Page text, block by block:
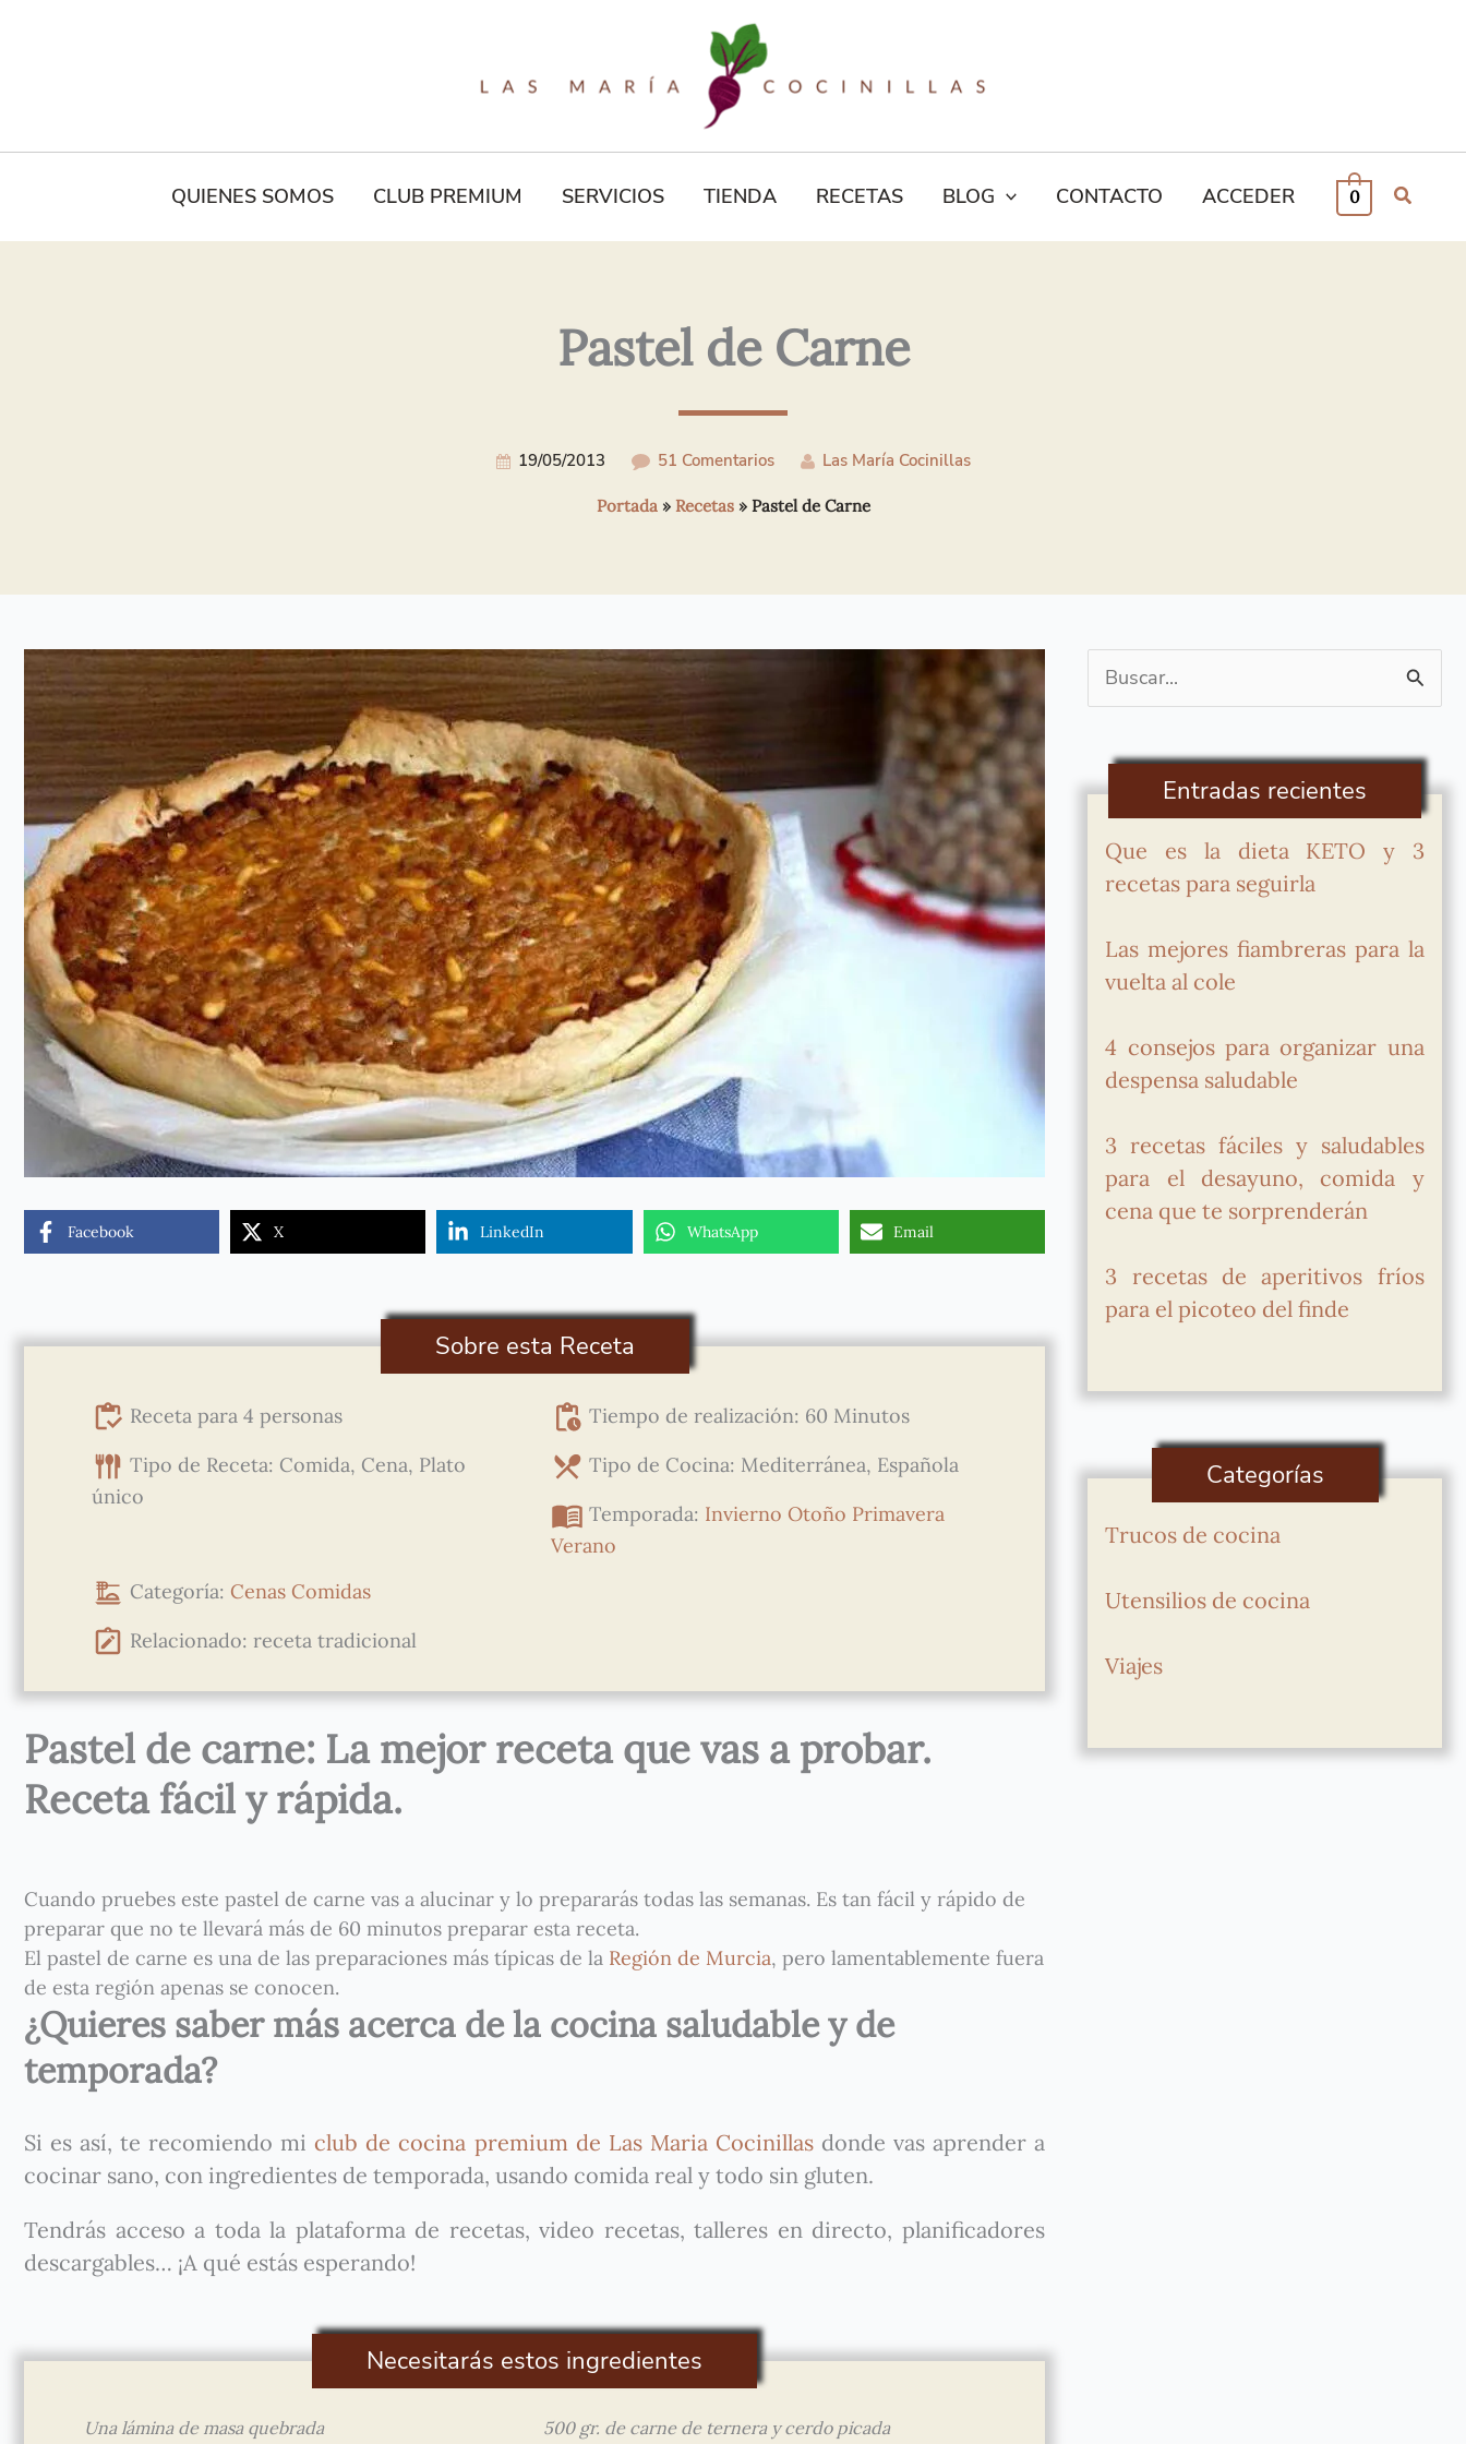
QUIENES SOMOS CLUB PREMIUM SERVICIOS TIENDA RECETAS BLOG CONTACTO ACCEDER 0
Pastel de Carne
19/05/2013 51 Comentarios Las María Cocinillas
Portada» Recetas» Pastel de Carne
Facebook X LinkedIn WhatsApp Email
Sobre esta Receta
Receta para 4 personas
Tiempo de realización: 60 Minutos
Tipo de Receta: Comida, Cena, Plato
único
Tipo de Cocina: Mediterránea, Española
Temporada: Invierno Otoño Primavera
Verano
Categoría: Cenas Comidas
Relacionado: receta tradicional
Pastel de carne: La mejor receta que vas a probar.
Receta fácil y rápida.
Cuando pruebes este pastel de carne vas a alucinar y lo prepararás todas las semanas. Es tan fácil y rápido de
preparar que no te llevará más de 60 minutos preparar esta receta.
El pastel de carne es una de las preparaciones más típicas de la Región de Murcia, pero lamentablemente fuera
de esta región apenas se conocen.
¿Quieres saber más acerca de la cocina saludable y de
temporada?
Si es así, te recomiendo mi club de cocina premium de Las Maria Cocinillasdonde vas aprender a
cocinar sano, con ingredientes de temporada, usando comida real y todo sin gluten.
Tendrás acceso a toda la plataforma de recetas, video recetas, talleres en directo, planificadores
descargables… ¡A qué estás esperando!
Necesitarás estos ingredientes
Una lámina de masa quebrada 500 gr. de carne de ternera y cerdo picada
Electrónico*
Buscar
por:
Entradas recientes
Que es la dieta KETO y 3
recetas para seguirla
Las mejores fiambreras para la
vuelta al cole
4 consejos para organizar una
despensa saludable
3 recetas fáciles y saludables
para el desayuno, comida y
cena que te sorprenderán
3 recetas de aperitivos fríos
para el picoteo del finde
Categorías
Trucos de cocina
Utensilios de cocina
Viajes